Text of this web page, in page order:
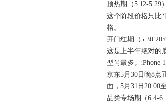
预热期（5.12-5.29
这个阶段价格只比
格。
开门红期（5.30
这是上半年绝对的
型号最多。iPhone
京东5月30日晚8点
面，5月31日20:00
品类专场期（6.4-